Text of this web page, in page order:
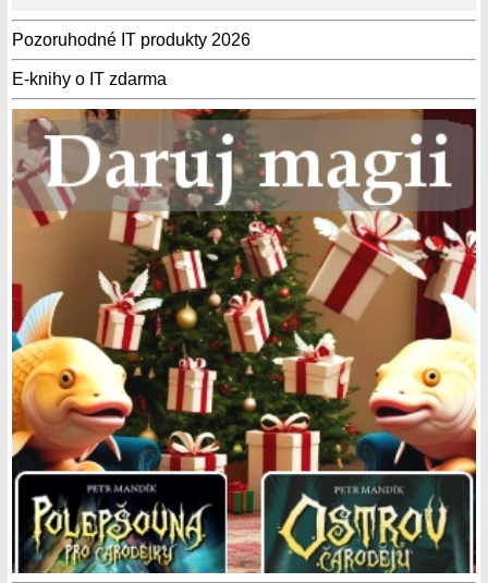
Pozoruhodné IT produkty 2026
E-knihy o IT zdarma